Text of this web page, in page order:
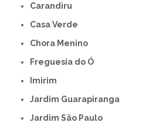
Carandiru
Casa Verde
Chora Menino
Freguesia do Ó
Imirim
Jardim Guarapiranga
Jardim São Paulo